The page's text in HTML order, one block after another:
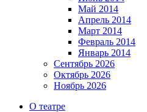
Май 2014
Апрель 2014
Март 2014
Февраль 2014
Январь 2014
Сентябрь 2026
Октябрь 2026
Ноябрь 2026
О театре